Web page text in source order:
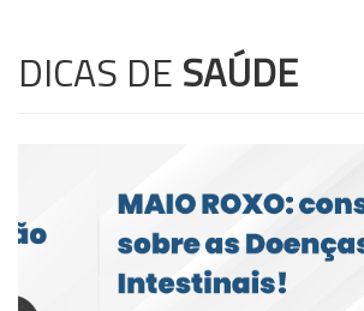
DICAS DE SAÚDE